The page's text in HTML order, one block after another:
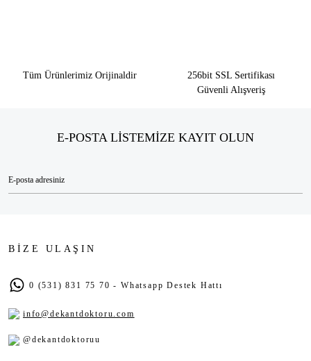
Tüm Ürünlerimiz Orijinaldir
256bit SSL Sertifikası
Güvenli Alışveriş
E-POSTA LİSTEMİZE KAYIT OLUN
BİZE ULAŞIN
0 (531) 831 75 70 - Whatsapp Destek Hattı
info@dekantdoktoru.com
@dekantdoktoruu